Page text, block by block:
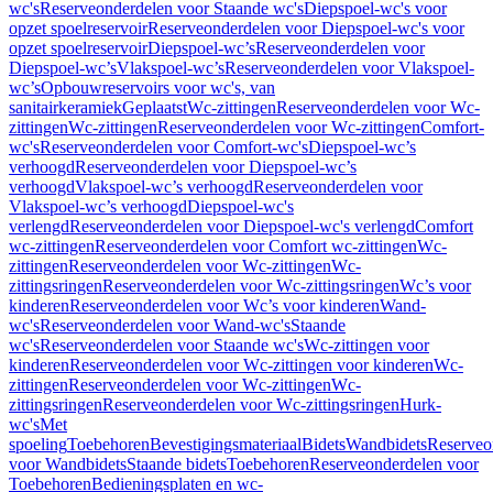
wc'sReserveonderdelen voor Staande wc'sDiepspoel-wc's voor
opzet spoelreservoirReserveonderdelen voor Diepspoel-wc's voor
opzet spoelreservoirDiepspoel-wc’sReserveonderdelen voor
Diepspoel-wc’sVlakspoel-wc’sReserveonderdelen voor Vlakspoel-
wc’sOpbouwreservoirs voor wc's, van
sanitairkeramiekGeplaatstWc-zittingenReserveonderdelen voor Wc-
zittingenWc-zittingenReserveonderdelen voor Wc-zittingenComfort-
wc'sReserveonderdelen voor Comfort-wc'sDiepspoel-wc’s
verhoogdReserveonderdelen voor Diepspoel-wc’s
verhoogdVlakspoel-wc’s verhoogdReserveonderdelen voor
Vlakspoel-wc’s verhoogdDiepspoel-wc's
verlengdReserveonderdelen voor Diepspoel-wc's verlengdComfort
wc-zittingenReserveonderdelen voor Comfort wc-zittingenWc-
zittingenReserveonderdelen voor Wc-zittingenWc-
zittingsringenReserveonderdelen voor Wc-zittingsringenWc’s voor
kinderenReserveonderdelen voor Wc’s voor kinderenWand-
wc'sReserveonderdelen voor Wand-wc'sStaande
wc'sReserveonderdelen voor Staande wc'sWc-zittingen voor
kinderenReserveonderdelen voor Wc-zittingen voor kinderenWc-
zittingenReserveonderdelen voor Wc-zittingenWc-
zittingsringenReserveonderdelen voor Wc-zittingsringenHurk-
wc'sMet
spoelingToebehorenBevestigingsmateriaalBidetsWandbidets
voor WandbidetsStaande bidetsToebehorenReserveonderdelen voor
ToebehorenBedieningsplaten en wc-